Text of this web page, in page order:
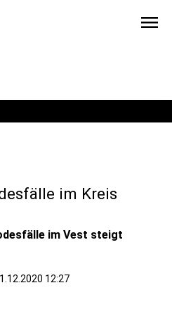
menu
im Kreis
im Vest steigt
12:27